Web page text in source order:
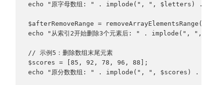
echo "原字母数组: " . implode(", ", $letters) .
$afterRemoveRange =
echo "从索引2开始删除3个元素后: " . implode(", ",
// 示例5：删除数组末尾元素
$scores = [85, 92, 78, 96, 88];
echo "原分数数组: " . implode(", ", $scores) .